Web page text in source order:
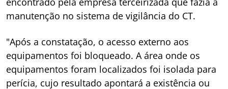
manutenção no sistema de vigilância do CT.
"Após a constatação, o acesso externo aos
equipamentos foi bloqueado. A área onde os
equipamentos foram localizados foi isolada para
perícia, cujo resultado apontará a existência ou